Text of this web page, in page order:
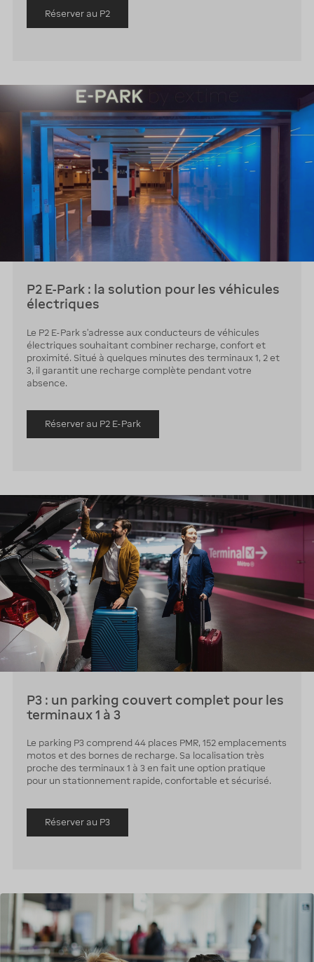
Réserver au P2
P2 E-Park : la solution pour les véhicules
électriques
Le P2 E-Park s’adresse aux conducteurs de véhicules
électriques souhaitant combiner recharge, confort et
proximité. Situé à quelques minutes des terminaux 1, 2 et
3, il garantit une recharge complète pendant votre
absence.
Réserver au P2 E-Park
P3 : un parking couvert complet pour les
terminaux 1 à 3
Le parking P3 comprend 44 places PMR, 152 emplacements
motos et des bornes de recharge. Sa localisation très
proche des terminaux 1 à 3 en fait une option pratique
pour un stationnement rapide, confortable et sécurisé.
Réserver au P3